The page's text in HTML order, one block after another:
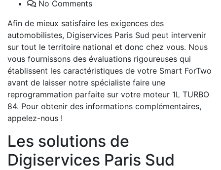
No Comments
Afin de mieux satisfaire les exigences des
automobilistes, Digiservices Paris Sud peut intervenir
sur tout le territoire national et donc chez vous. Nous
vous fournissons des évaluations rigoureuses qui
établissent les caractéristiques de votre Smart ForTwo
avant de laisser notre spécialiste faire une
reprogrammation parfaite sur votre moteur 1L TURBO
84. Pour obtenir des informations complémentaires,
appelez-nous !
Les solutions de
Digiservices Paris Sud